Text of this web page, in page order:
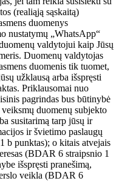
(realiąją sąskaitą)
duomenys
nustatymų „WhatsApp“
valdytojui kaip Jūsų
Duomenų valdytojas
duomenis tik tuomet,
užklausą arba išspręsti
Priklausomai nuo
pagrindas bus būtinybė
duomenų subjekto
susitarimą tarp jūsų ir
ir švietimo paslaugų
b punktas); o kitais atvejais
(BDAR 6 straipsnio 1
išspręsti pranešimą,
veikla (BDAR 6